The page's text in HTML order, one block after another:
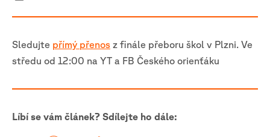
Sledujte přímý přenos z finále přeboru škol v Plzni. Ve
středu od 12:00 na YT a FB Českého orienťáku
Líbí se vám článek? Sdílejte ho dále: